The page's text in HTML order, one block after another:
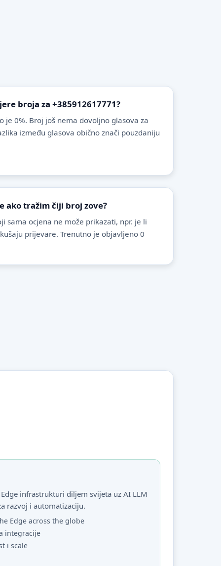
broja za +385912617771?
je 0%. Broj još nema dovoljno glasova za
između glasova obično znači pouzdaniju
ako tražim čiji broj zove?
sama ocjena ne može prikazati, npr. je li
prijevare. Trenutno je objavljeno 0
infrastrukturi diljem svijeta uz AI LLM
razvoj i automatizaciju.
Edge across the globe
integracije
i scale